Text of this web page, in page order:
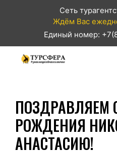
Сеть
Ждём Вас
Единый номер:
ПОЗДРАВЛЯЕМ
РОЖДЕНИЯ
АНАСТАСИЮ!